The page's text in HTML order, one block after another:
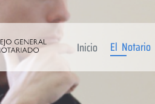
Inicio El Notario